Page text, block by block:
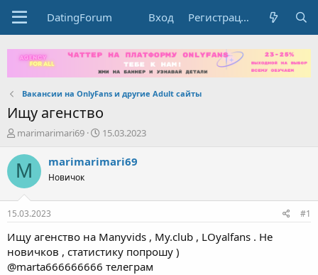
DatingForum Вход Регистрация
Вакансии на OnlyFans и другие Adult сайты
Ищу агенство
А
т
о
р
е
ы
marimarimari69
Д
т
л
а
15.03.2023
M marimarimari69
Новичок
15.03.2023 #1
Ищу агенство на Manyvids , My.club , LOyalfans . Не
новичков , статистику попрошу )
@marta666666666 телеграм